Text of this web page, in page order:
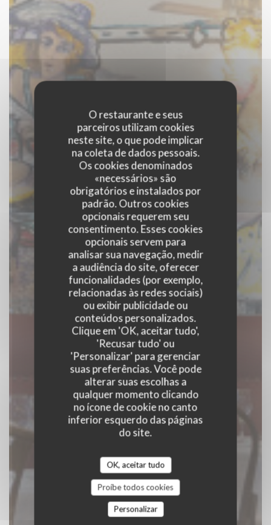
O restaurante e seus
parceiros utilizam cookies
neste site, o que pode implicar
na coleta de dados pessoais.
Os cookies denominados
«necessários» são
obrigatórios e instalados por
padrão. Outros cookies
opcionais requerem seu
consentimento. Esses cookies
opcionais servem para
analisar sua navegação, medir
a audiência do site, oferecer
funcionalidades (por exemplo,
relacionadas às redes sociais)
ou exibir publicidade ou
conteúdos personalizados.
Clique em 'OK, aceitar tudo',
'Recusar tudo' ou
'Personalizar' para gerenciar
suas preferências. Você pode
alterar suas escolhas a
qualquer momento clicando
no ícone de cookie no canto
inferior esquerdo das páginas
do site.
OK, aceitar tudo
Proíbe todos cookies
Personalizar
LE CHIEN JAUNE
|TOURS
RESERVAR UMA MESA